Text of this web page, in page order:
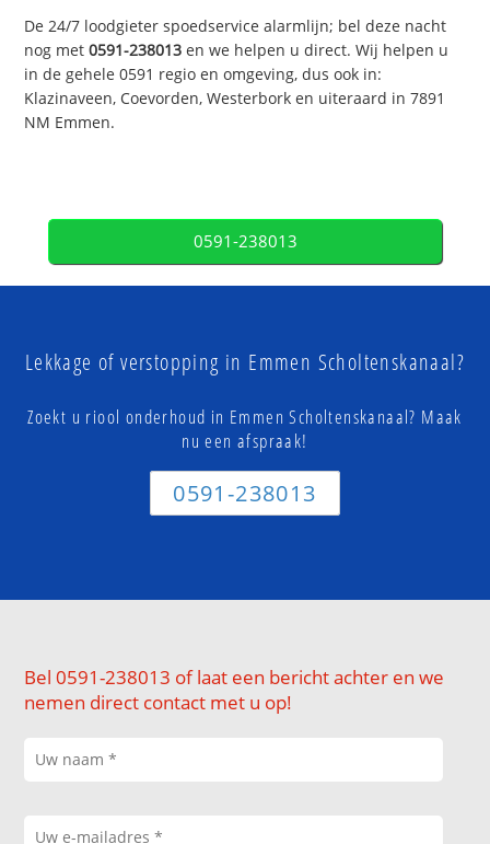
De 24/7 loodgieter spoedservice alarmlijn; bel deze nacht
nog met0591-238013 en we helpen u direct. Wij helpen u
in de gehele 0591 regio en omgeving, dus ook in:
Klazinaveen, Coevorden, Westerbork en uiteraard in 7891
NM Emmen.
0591-238013
Lekkage of verstopping in Emmen Scholtenskanaal?
Zoekt u riool onderhoud in Emmen Scholtenskanaal? Maak
nu een afspraak!
0591-238013
Bel 0591-238013 of laat een bericht achter en we
nemen direct contact met u op!